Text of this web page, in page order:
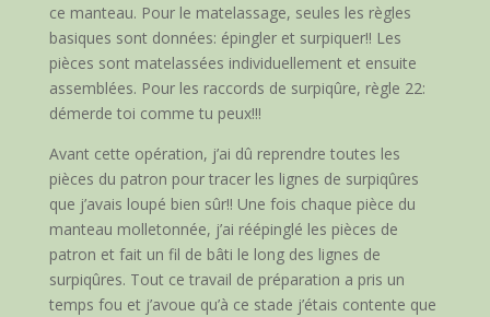
ce manteau. Pour le matelassage, seules les règles
basiques sont données: épingler et surpiquer!! Les
pièces sont matelassées individuellement et ensuite
assemblées. Pour les raccords de surpiqûre, règle 22:
démerde toi comme tu peux!!!
Avant cette opération, j’ai dû reprendre toutes les
pièces du patron pour tracer les lignes de surpiqûres
que j’avais loupé bien sûr!! Une fois chaque pièce du
manteau molletonnée, j’ai réépinglé les pièces de
patron et fait un fil de bâti le long des lignes de
surpiqûres. Tout ce travail de préparation a pris un
temps fou et j’avoue qu’à ce stade j’étais contente que